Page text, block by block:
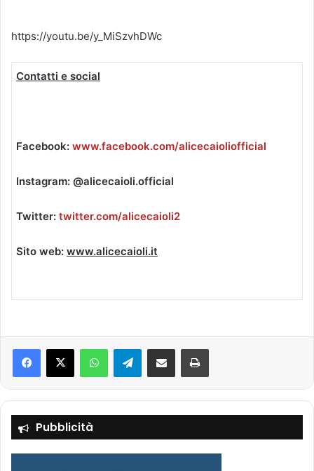
https://youtu.be/y_MiSzvhDWc
Contatti e social
Facebook: www.facebook.com/alicecaioliofficial
Instagram: @alicecaioli.official
Twitter: twitter.com/alicecaioli2
Sito web: www.alicecaioli.it
Telegram
Pubblicità